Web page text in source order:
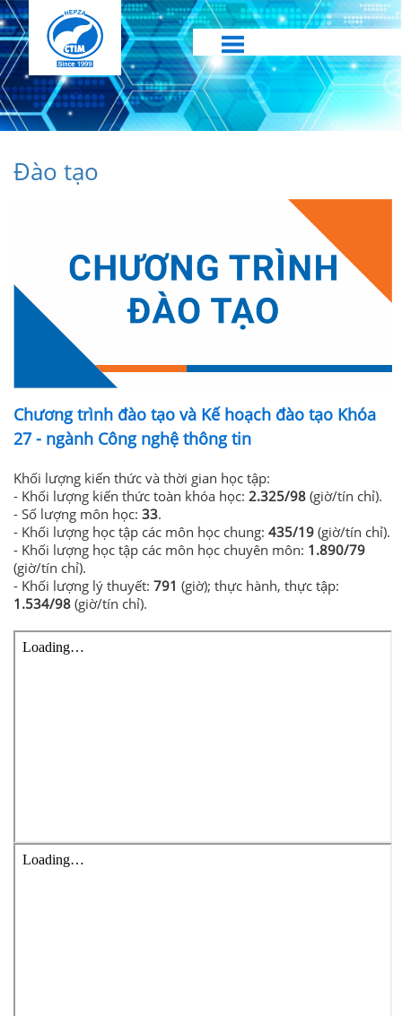
Đào tạo
Chương trình đào tạo và Kế hoạch đào tạo Khóa
27 - ngành Công nghệ thông tin
Khối lượng kiến thức và thời gian học tập:
- Khối lượng kiến thức toàn khóa học: 2.325/98 (giờ/tín chỉ).
- Số lượng môn học: 33.
- Khối lượng học tập các môn học chung: 435/19 (giờ/tín chỉ).
- Khối lượng học tập các môn học chuyên môn: 1.890/79
(giờ/tín chỉ).
- Khối lượng lý thuyết: 791 (giờ); thực hành, thực tập:
1.534/98 (giờ/tín chỉ).